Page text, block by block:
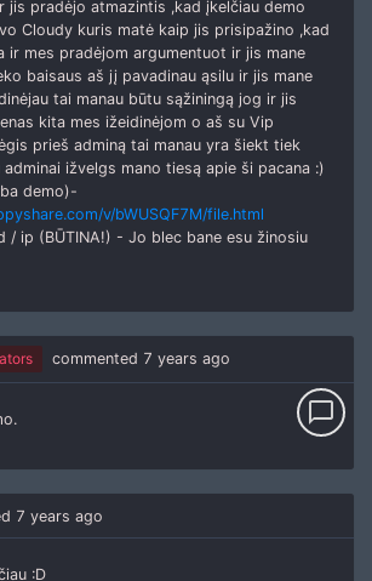
jis pradėjo atmazintis ,kad įkelčiau demo
Cloudy kuris matė kaip jis prisipažino ,kad
ir mes pradėjom argumentuot ir jis mane
baisaus aš jį pavadinau ąsilu ir jis mane
tai manau būtu sąžiningą jog ir jis
kita mes ižeidinėjom o aš su Vip
prieš adminą tai manau yra šiekt tiek
ižvelgs mano tiesą apie ši pacana :)
demo)-
v/bWUSQF7M/file.html
/ ip (BŪTINA!) - Jo blec bane esu žinosiu
commented 7 years ago
7 years ago
:D
chat_bubble_outline